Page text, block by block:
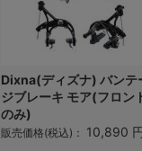
Dixna(ディズナ) バンテ
ジブレーキ モア(フロン
のみ)
販売価格(税込)： 10,890